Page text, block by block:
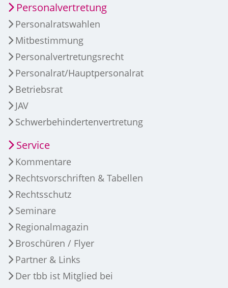
Personalvertretung
Personalratswahlen
Mitbestimmung
Personalvertretungsrecht
Personalrat/Hauptpersonalrat
Betriebsrat
JAV
Schwerbehindertenvertretung
Service
Kommentare
Rechtsvorschriften & Tabellen
Rechtsschutz
Seminare
Regionalmagazin
Broschüren / Flyer
Partner & Links
Der tbb ist Mitglied bei